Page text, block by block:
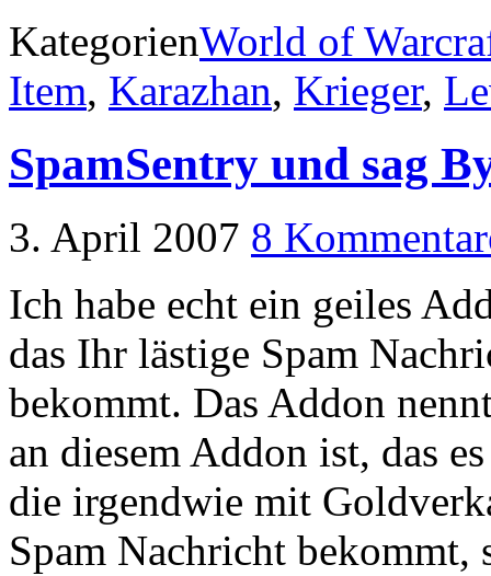
KategorienWorld of
Item, Karazhan, Krieger,
SpamSentry und sag
3. April 2007 8
Ich habe echt ein geiles
das Ihr lästige Spam
bekommt. Das Addon
an diesem Addon ist, das
die irgendwie mit
Spam Nachricht bekommt,